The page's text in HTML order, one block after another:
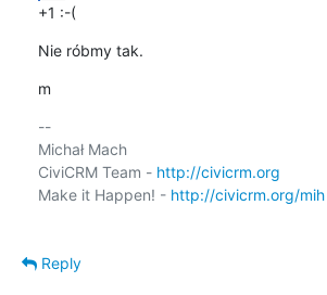
+1 :-(
Nie róbmy tak.
m
--
Michał Mach
CiviCRM Team - http://civicrm.org
Make it Happen! - http://civicrm.org/mih
Reply